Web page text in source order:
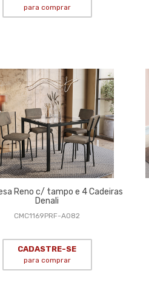
para comprar
Reno c/ tampo e 4 Cadeiras
Denali
CMC1169PRF-A082
CADASTRE-SE
para comprar